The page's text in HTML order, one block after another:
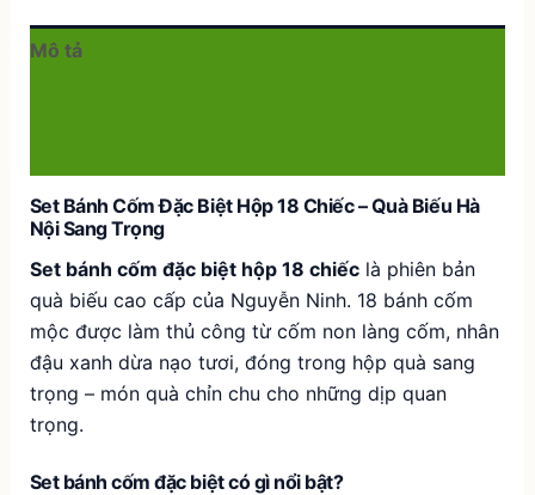
Mô tả
Set Bánh Cốm Đặc Biệt Hộp 18 Chiếc – Quà Biếu Hà
Nội Sang Trọng
Set bánh cốm đặc biệt hộp 18 chiếclà phiên bản
quà biếu cao cấp của Nguyễn Ninh. 18 bánh cốm
mộc được làm thủ công từ cốm non làng cốm, nhân
đậu xanh dừa nạo tươi, đóng trong hộp quà sang
trọng – món quà chỉn chu cho những dịp quan
trọng.
Set bánh cốm đặc biệt có gì nổi bật?